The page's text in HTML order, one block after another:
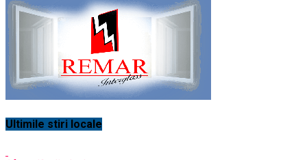
Ultimile stiri locale